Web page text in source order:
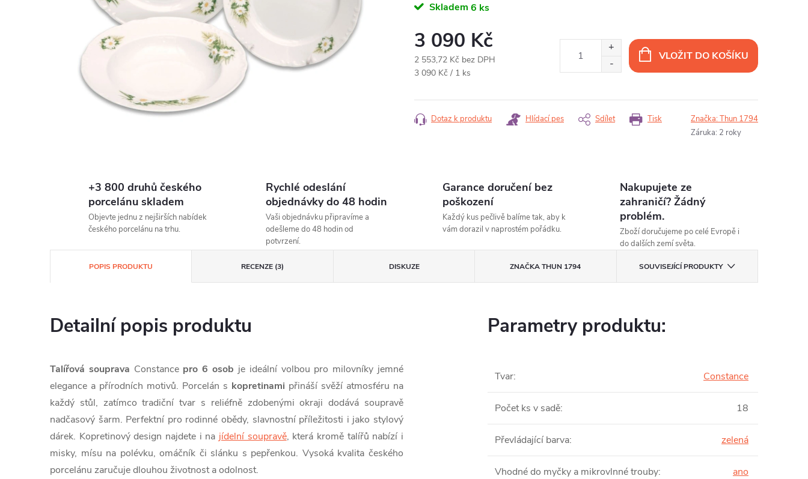
Skladem 6 ks
3 090 Kč
2 553,72 Kč bez DPH
Měrná
3 090 Kč / 1 ks
VLOŽIT DO KOŠÍKU
Tisk
Dotaz k produktu Hlídací pes Sdílet Značka:Thun 1794
Záruka: 2 roky
+3 800 druhů českého
porcelánu skladem
Objevte jednu z nejširších nabídek
českého porcelánu na trhu.
Rychlé odeslání
objednávky do 48 hodin
Vaši objednávku připravíme a
odešleme do 48 hodin od
potvrzení.
Garance doručení bez
poškození
Každý kus pečlivě balíme tak, aby k
vám dorazil v naprostém pořádku.
Nakupujete ze
zahraničí? Žádný
problém.
Zboží doručujeme po celé Evropě i
do dalších zemí světa.
POPIS PRODUKTU RECENZE (3) DISKUZE ZNAČKATHUN 1794 SOUVISEJÍCÍ PRODUKTY
Detailní popis produktu
Talířová souprava Constance pro 6 osob je ideální volbou pro milovníky jemné
elegance a přírodních motivů. Porcelán s kopretinami přináší svěží atmosféru na
každý stůl, zatímco tradiční tvar s reliéfně zdobenými okraji dodává soupravě
nadčasový šarm. Perfektní pro rodinné obědy, slavnostní příležitosti i jako stylový
dárek. Kopretinový design najdete i na jídelní soupravě, která kromě talířů nabízí i
misky, mísu na polévku, omáčník či slánku s pepřenkou. Vysoká kvalita českého
porcelánu zaručuje dlouhou životnost a odolnost.
Parametry produktu:
Tvar: Constance
Počet ks v sadě: 18
Převládající barva: zelená
Vhodné do myčky a mikrovlnné trouby: ano